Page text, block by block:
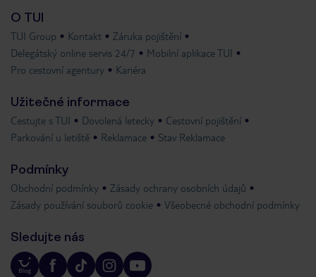
O TUI
TUI Group Kontakt
Záruka pojištění
Delegátský online servis 24/7
Mobilní aplikace TUI
Pro cestovní agentury
Kariéra
Užitečné informace
Cestujte s TUI Dovolená letecky
Cestovní pojištění
Parkování u letiště
Reklamace Stav Reklamace
Podmínky
Obchodní podmínky
Zásady ochrany osobních údajů
Zásady používání souborů cookie
Všeobecné obchodní podmínky
Sledujte nás